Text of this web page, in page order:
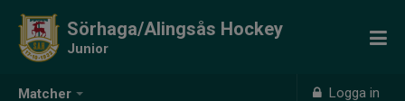
Matcher Logga in
Sörhaga/Alingsås Hockey
Junior